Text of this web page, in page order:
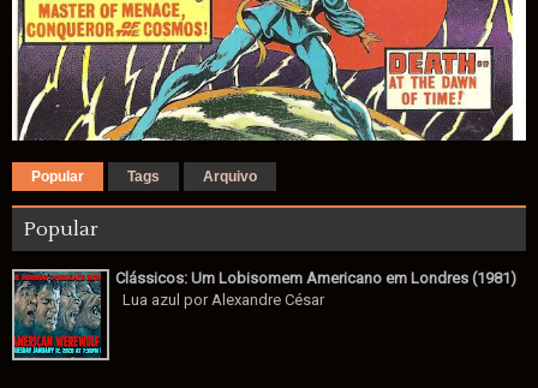
Popular Tags Arquivo
Popular
Clássicos: Um Lobisomem Americano em Londres (1981)
Lua azul por Alexandre César